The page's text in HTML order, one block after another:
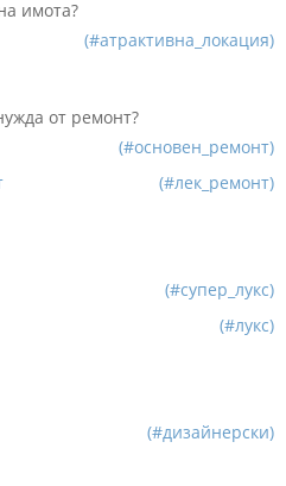
имота?
(#атрактивна_локация)
от ремонт?
(#основен_ремонт)
(#лек_ремонт)
(#супер_лукс)
(#лукс)
(#дизайнерски)